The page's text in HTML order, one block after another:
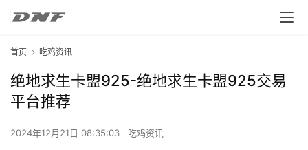
首页 吃鸡资讯
绝地求生卡盟925-绝地求生卡盟925交易
平台推荐
2024年12月21日 08:35:03 吃鸡资讯